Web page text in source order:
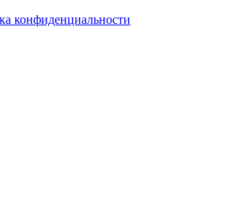
конфиденциальности